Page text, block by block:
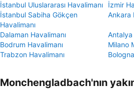
İstanbul Uluslararası Havalimanı
İzmir
İstanbul Sabiha Gökçen
Havalimanı
Ankara
Dalaman Havalimanı
Antalya
Bodrum Havalimanı
Milano
Trabzon Havalimanı
Monchengladbach'nın